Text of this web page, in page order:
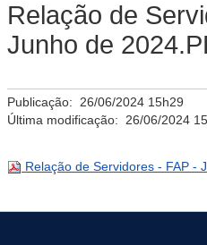
Relação de
Junho de
Publicação: 26/06/2024 15h29
Última modificação: 26/06/2024
Relação de Servidores - FAP -